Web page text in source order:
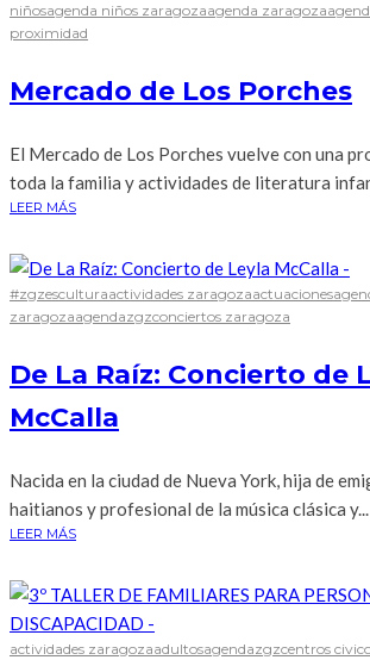
niñosagenda niños zaragozaagenda zaragoza
proximidad
Mercado de Los Porches
El Mercado de Los Porches vuelve con una
toda la familia y actividades de literatura
LEER MÁS
#zgzesculturaactividades zaragozaactuaciones
zaragozaagendazgzconciertos zaragoza
De La Raíz: Concierto de
McCalla
Nacida en la ciudad de Nueva York, hija de
haitianos y profesional de la música clásica y...
LEER MÁS
actividades zaragozaadultosagendazgzcentros